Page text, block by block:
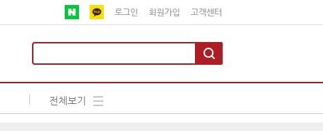
로그인 회원가입 고객센터
전체보기